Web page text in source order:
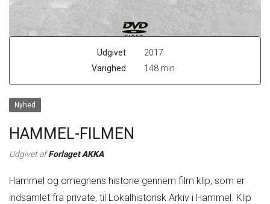
Udgivet
2017
Varighed
148 min
Nyhed
HAMMEL-FILMEN
Udgivet afForlaget AKKA
Hammel og omegnens historie gennem film klip, som er
indsamlet fra private, til Lokalhistorisk Arkiv i Hammel. Klip